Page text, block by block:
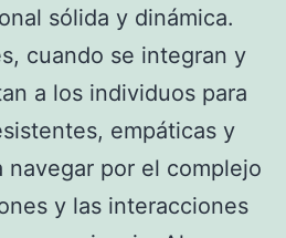
sólida y dinámica.
cuando se integran y
a los individuos para
empáticas y
navegar por el complejo
y las interacciones